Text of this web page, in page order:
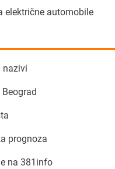
električne automobile
nazivi
prognoza
na 381info